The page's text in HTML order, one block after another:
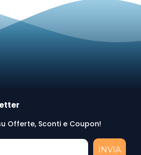
Offerte, Sconti e Coupon!
INVIA